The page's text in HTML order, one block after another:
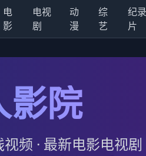
电
影
电视
剧
动
漫
综
艺
纪录
片
影院
频 · 最新电影电视剧